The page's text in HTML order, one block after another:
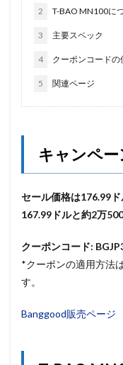
2 T-BAO MN100に
3 主要スペック
4 クーポンコードの
5 関連ページ
キャンペ
セール価格は176.99
167.99ドルと約2万
クーポンコード:
*クーポンの適用方法
す。
Banggood販売ページ